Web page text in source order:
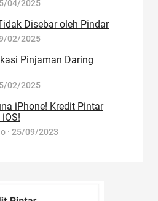
04/2025
Disebar oleh Pindar
02/2025
Pinjaman Daring
02/2025
iPhone! Kredit Pintar
· 25/09/2023